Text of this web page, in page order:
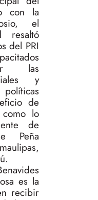
con la
el
resaltó
del PRI
las
y
políticas
de
lo
de
Peña
es la
recibir